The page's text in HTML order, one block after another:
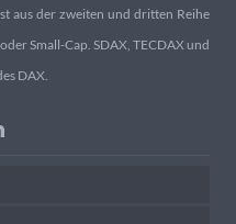
aus der zweiten und dritten Reihe
Small-Cap. SDAX, TECDAX und
DAX.